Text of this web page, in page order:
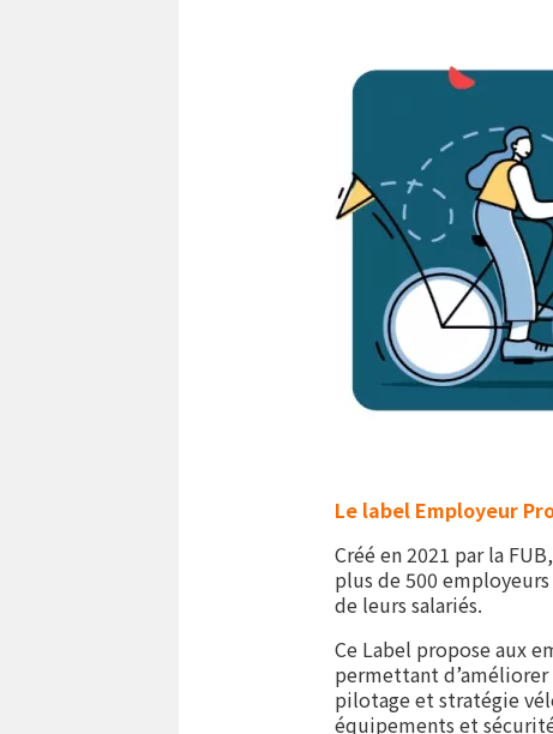
Le label Employeur
Créé en 2021 par la
plus de 500
de leurs salariés.
Ce Label propose aux
permettant
pilotage et stratégie
équipements et